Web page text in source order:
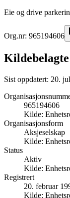
Eie og drive
Org.nr: 965194606
Sist oppdatert: 20.
965194606
Kilde:
Organisasjonsform
Aksjeselskap
Kilde:
Status
Aktiv
Kilde:
Registrert
20. februar
Kilde: